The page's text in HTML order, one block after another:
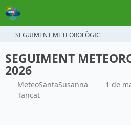
SEGUIMENT METEOROLÒGIC
SEGUIMENT
2026
MeteoSantaSusanna
1 de
Tancat